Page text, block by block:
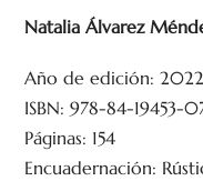
a
r
d
o
c
o
Natalia Álvarez
Año de edición: 2022
ISBN: 978-84-19453-
Páginas: 154
Encuadernación: